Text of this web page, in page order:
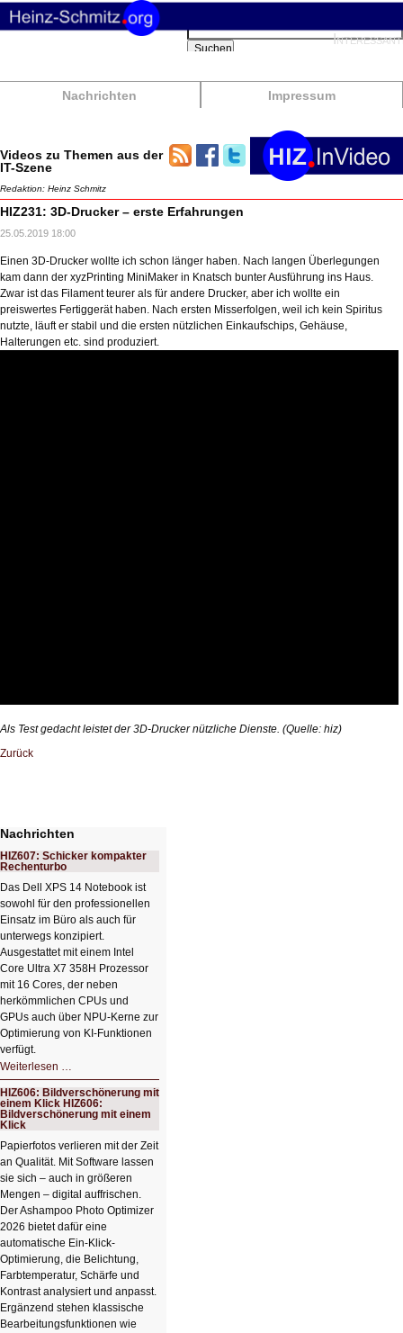
Nachrichten Impressum
Suchbegriffe
Suchen
Videos zu Themen aus der
IT-Szene
Redaktion: Heinz Schmitz
HIZ231: 3D-Drucker – erste Erfahrungen
25.05.2019 18:00
Einen 3D-Drucker wollte ich schon länger haben. Nach langen Überlegungen
kam dann der xyzPrinting MiniMaker in Knatsch bunter Ausführung ins Haus.
Zwar ist das Filament teurer als für andere Drucker, aber ich wollte ein
preiswertes Fertiggerät haben. Nach ersten Misserfolgen, weil ich kein Spiritus
nutzte, läuft er stabil und die ersten nützlichen Einkaufschips, Gehäuse,
Halterungen etc. sind produziert.
Als Test gedacht leistet der 3D-Drucker nützliche Dienste. (Quelle: hiz)
Zurück
Nachrichten
HIZ607: Schicker kompakter
Rechenturbo
Das Dell XPS 14 Notebook ist
sowohl für den professionellen
Einsatz im Büro als auch für
unterwegs konzipiert.
Ausgestattet mit einem Intel
Core Ultra X7 358H Prozessor
mit 16 Cores, der neben
herkömmlichen CPUs und
GPUs auch über NPU-Kerne zur
Optimierung von KI-Funktionen
verfügt.
Weiterlesen …
Schicker
kompakter
Rechenturbo
HIZ606: Bildverschönerung mit
einem Klick HIZ606:
Bildverschönerung mit einem
Klick
Papierfotos verlieren mit der Zeit
an Qualität. Mit Software lassen
sie sich – auch in größeren
Mengen – digital auffrischen.
Der Ashampoo Photo Optimizer
2026 bietet dafür eine
automatische Ein-Klick-
Optimierung, die Belichtung,
Farbtemperatur, Schärfe und
Kontrast analysiert und anpasst.
Ergänzend stehen klassische
Bearbeitungsfunktionen wie